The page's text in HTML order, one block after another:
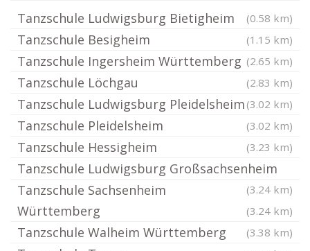
Tanzschule Ludwigsburg Bietigheim (0.58 km)
Tanzschule Besigheim (1.15 km)
Tanzschule Ingersheim Württemberg (2.65 km)
Tanzschule Löchgau (2.83 km)
Tanzschule Ludwigsburg Pleidelsheim (3.02 km)
Tanzschule Pleidelsheim (3.02 km)
Tanzschule Hessigheim (3.23 km)
Tanzschule Ludwigsburg Großsachsenheim
(3.24 km)
Tanzschule Sachsenheim
Württemberg
(3.24 km)
Tanzschule Walheim Württemberg (3.38 km)